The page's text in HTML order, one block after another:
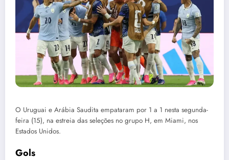
O Uruguai e Arábia Saudita empataram por 1 a 1 nesta segunda-
feira (15), na estreia das seleções no grupo H, em Miami, nos
Estados Unidos.
Gols